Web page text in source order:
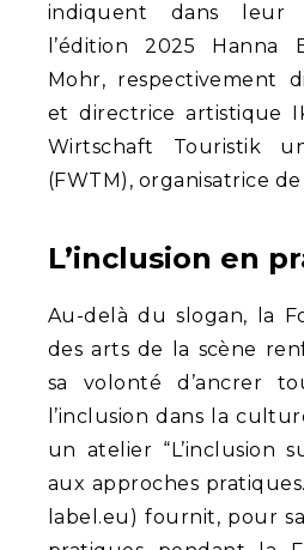
indiquent dans leur
l’édition 2025 Hanna
Mohr, respectivement
et directrice artistique
Wirtschaft Touristik
(FWTM), organisatrice
L’inclusion en
Au-delà du slogan, la
des arts de la scène
sa volonté d’ancrer
l’inclusion dans la
un atelier “L’inclusion
aux approches
label.eu) fournit, pour